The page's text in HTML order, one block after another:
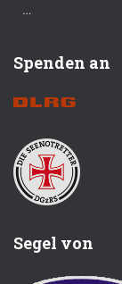
…
Spenden an
Segel von